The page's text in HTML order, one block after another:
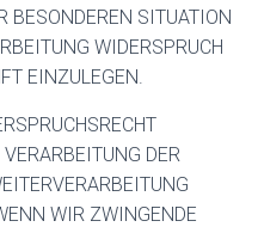
BESONDEREN SITUATION
WIDERSPRUCH
EINZULEGEN.
DER
WIR ZWINGENDE